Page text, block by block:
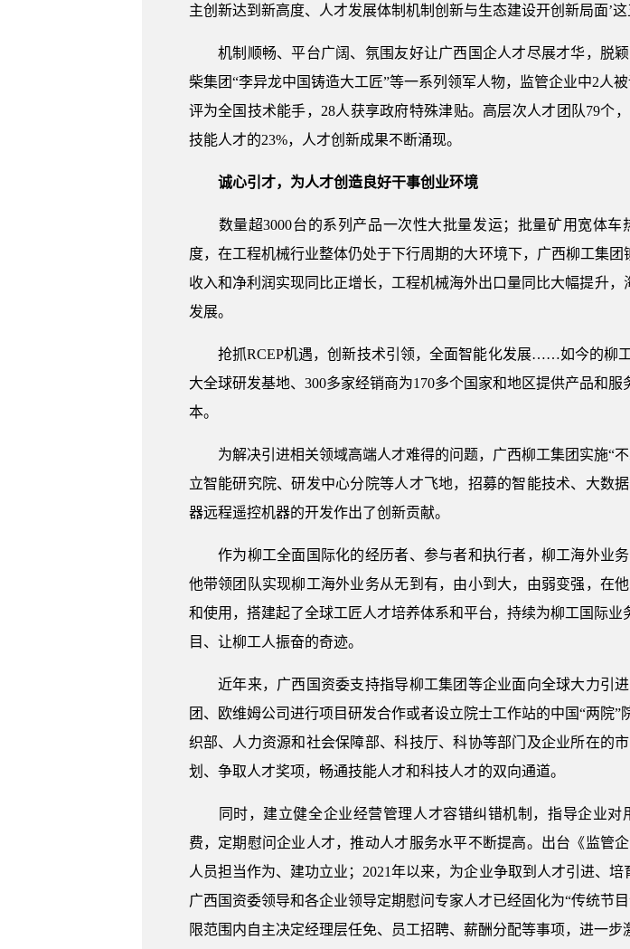
主创新达到新高度、人才发展体制机制创新与生态建设开创新局面’
机制顺畅、平台广阔、氛围友好让广西国企人才尽展才华，脱
柴集团“李异龙中国铸造大工匠”等一系列领军人物，监管企业中2人
评为全国技术能手，28人获享政府特殊津贴。高层次人才团队79个
技能人才的23%，人才创新成果不断涌现。
诚心引才，为人才创造良好干事创业环境
数量超3000台的系列产品一次性大批量发运；批量矿用宽体
度，在工程机械行业整体仍处于下行周期的大环境下，广西柳工集
收入和净利润实现同比正增长，工程机械海外出口量同比大幅提升
发展。
抢抓RCEP机遇，创新技术引领，全面智能化发展……如今的柳工
大全球研发基地、300多家经销商为170多个国家和地区提供产品和
本。
为解决引进相关领域高端人才难得的问题，广西柳工集团实施“
立智能研究院、研发中心分院等人才飞地，招募的智能技术、大数
器远程遥控机器的开发作出了创新贡献。
作为柳工全面国际化的经历者、参与者和执行者，柳工海外业务
他带领团队实现柳工海外业务从无到有，由小到大，由弱变强，在
和使用，搭建起了全球工匠人才培养体系和平台，持续为柳工国际
目、让柳工人振奋的奇迹。
近年来，广西国资委支持指导柳工集团等企业面向全球大力引
团、欧维姆公司进行项目研发合作或者设立院士工作站的中国“两院
织部、人力资源和社会保障部、科技厅、科协等部门及企业所在的
划、争取人才奖项，畅通技能人才和科技人才的双向通道。
同时，建立健全企业经营管理人才容错纠错机制，指导企业对
费，定期慰问企业人才，推动人才服务水平不断提高。出台《监管
人员担当作为、建功立业；2021年以来，为企业争取到人才引进、
广西国资委领导和各企业领导定期慰问专家人才已经固化为“传统节
限范围内自主决定经理层任免、员工招聘、薪酬分配等事项，进一步